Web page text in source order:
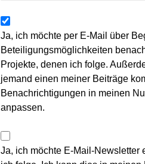
Ja, ich möchte per E-Mail über
Beteiligungsmöglichkeiten
Projekte, denen ich folge.
jemand einen meiner Beiträge
Benachrichtigungen in meinen
anpassen.
Ja, ich möchte E-Mail-Newsletter